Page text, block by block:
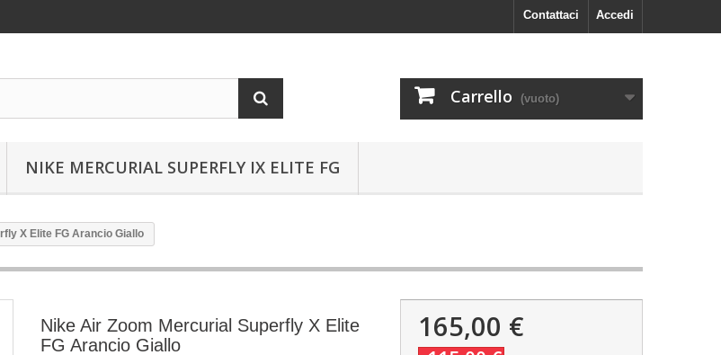
Accedi
Contattaci
Carrello (vuoto)
NIKE MERCURIAL SUPERFLY IX ELITE FG
X Elite FG Arancio Giallo
Nike Air Zoom Mercurial Superfly X Elite
FG Arancio Giallo
165,00 €